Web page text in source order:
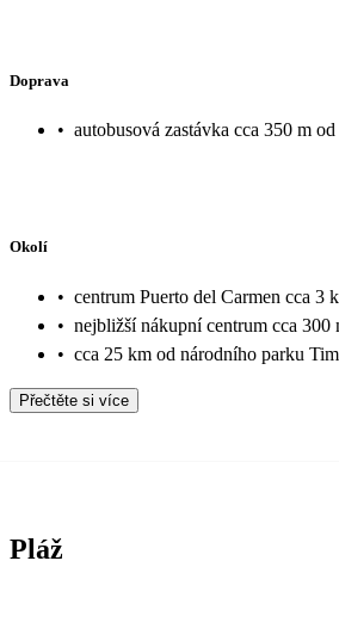
Doprava
• autobusová zastávka cca 350 m
Okolí
• centrum Puerto del Carmen cca 3
• nejbližší nákupní centrum cca 300
• cca 25 km od národního parku
Přečtěte si více
Pláž